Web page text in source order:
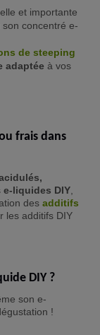
et importante
son concentré e-
de steeping
adaptée à vos
frais dans
e-liquides DIY,
des additifs
les additifs DIY
DIY ?
son e-
!